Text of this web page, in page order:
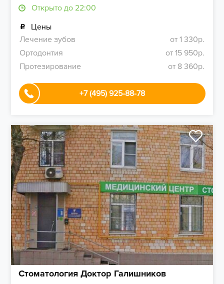
Открыто до 22:00
Цены
Лечение зубов
от 1 330р.
Ортодонтия
от 15 950р.
Протезирование
от 8 360р.
+7 (495) 925-88-78
Стоматология Доктор Галишников